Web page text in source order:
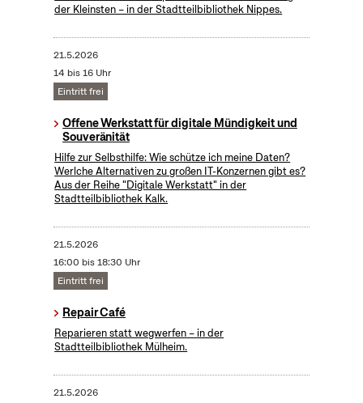
der Kleinsten – in der Stadtteilbibliothek Nippes.
21.5.2026
14 bis 16 Uhr
Eintritt frei
Offene Werkstatt für digitale Mündigkeit und
Souveränität
Hilfe zur Selbsthilfe: Wie schütze ich meine Daten?
Werlche Alternativen zu großen IT-Konzernen gibt es?
Aus der Reihe "Digitale Werkstatt" in der
Stadtteilbibliothek Kalk.
21.5.2026
16:00 bis 18:30 Uhr
Eintritt frei
Repair Café
Reparieren statt wegwerfen – in der
Stadtteilbibliothek Mülheim.
21.5.2026